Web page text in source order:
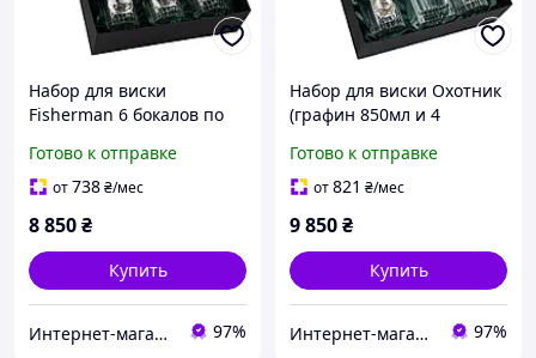
Набор для виски
Fisherman 6 бокалов по
с позолотой) UDstore -
store-with-good-prices-
Готово к отправке
от738₴/мес
8 850₴
Купить
Интернет-магазин Итакшоп 97%
Набор для виски Охотник
(графин 850мл и 4
хрусталь, серебро, золото
Готово к отправке
от821 ₴/мес
9 850₴
Купить
Интернет-магазин Итакшоп 97%